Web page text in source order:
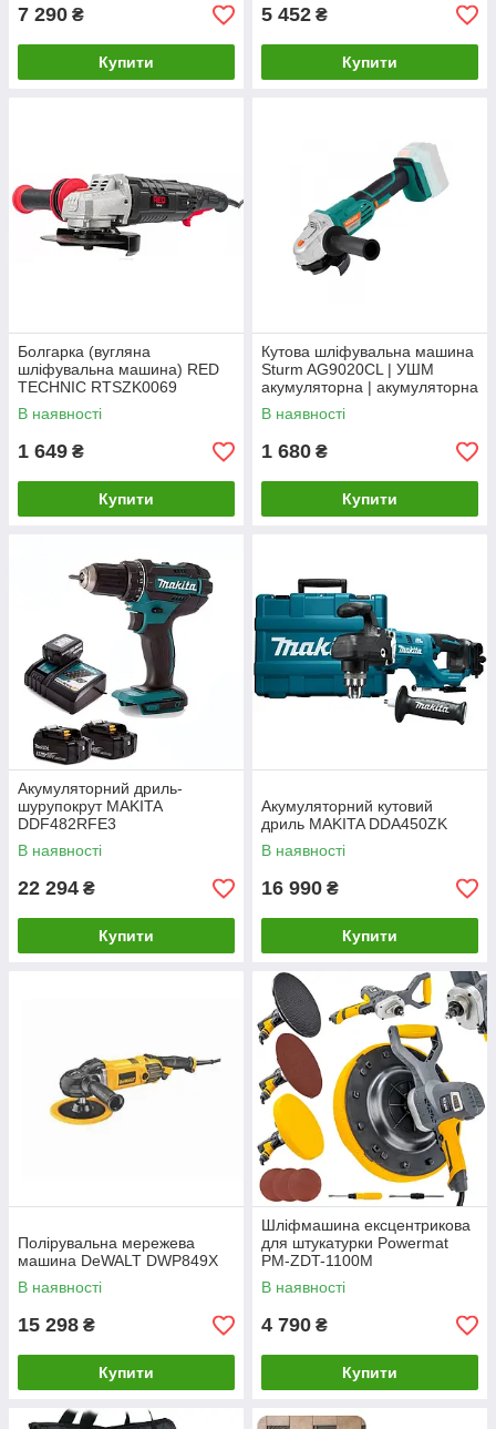
7 290 ₴
Купити
5 452 ₴
Купити
Болгарка (вугляна
шліфувальна машина) RED
TECHNIC RTSZK0069
В наявності
1 649 ₴
Купити
Кутова шліфувальна машина
Sturm AG9020CL | УШМ
акумуляторна | акумуляторна
болгарка
В наявності
1 680 ₴
Купити
Акумуляторний дриль-
шурупокрут MAKITA
DDF482RFE3
В наявності
22 294 ₴
Купити
Акумуляторний кутовий
дриль MAKITA DDA450ZK
В наявності
16 990 ₴
Купити
Полірувальна мережева
машина DeWALT DWP849X
В наявності
15 298 ₴
Купити
Шліфмашина ексцентрикова
для штукатурки Powermat
PM-ZDT-1100M
В наявності
4 790 ₴
Купити